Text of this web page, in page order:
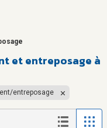
et entreposage à
entreposage